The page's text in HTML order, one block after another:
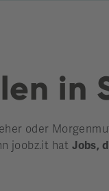
in
oder
joobz.it hatJobs,